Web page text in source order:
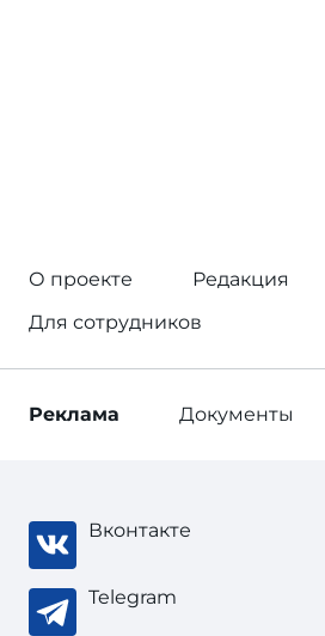
О проекте
Редакция
Для сотрудников
Реклама Документы
Вконтакте
Telegram